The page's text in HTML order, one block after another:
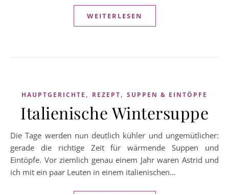
WEITERLESEN
HAUPTGERICHTE , REZEPT, SUPPEN & EINTÖPFE
Italienische Wintersuppe
Die Tage werden nun deutlich kühler und ungemütlicher:
gerade die richtige Zeit für wärmende Suppen und
Eintöpfe. Vor ziemlich genau einem Jahr waren Astrid und
ich mit ein paar Leuten in einem italienischen…